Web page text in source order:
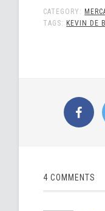
CATEGORY:
TAGS: KEVIN DE
4 COMMENTS